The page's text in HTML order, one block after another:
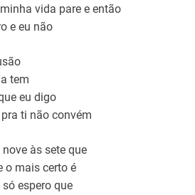
vida pare e então
e eu não
tem
eu digo
ti não convém
às sete que
o mais certo é
espero que